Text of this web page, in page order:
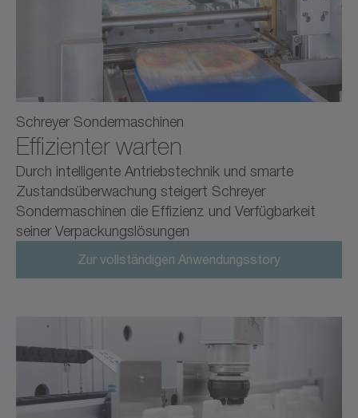
Schreyer Sondermaschinen
Effizienter warten
Durch intelligente Antriebstechnik und smarte
Zustands­überwachung steigert Schreyer
Sondermaschinen die Effizienz und Verfügbarkeit
seiner Verpackungslösungen
Zur vollständigen Anwendungsstory